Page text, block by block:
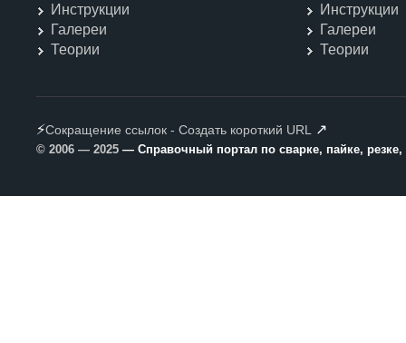
Инструкции
Галереи
Теории
Инструкции
Галереи
Теории
⚡Сокращение ссылок - Создать короткий URL ↗
© 2006 — 2025 — Справочный портал по сварке, пайке,